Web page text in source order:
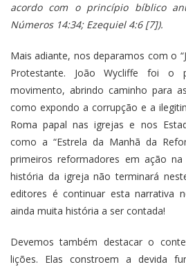
acordo com o princípio bíblico
Números 14:34; Ezequiel 4:6 [7]).
Mais adiante, nos deparamos com o
Protestante. João Wycliffe foi o
movimento, abrindo caminho para
como expondo a corrupção e a
Roma papal nas igrejas e nos
como a “Estrela da Manhã da
primeiros reformadores em ação
história da igreja não terminará
editores é continuar esta narrativa
ainda muita história a ser contada!
Devemos também destacar o
lições. Elas constroem a devida